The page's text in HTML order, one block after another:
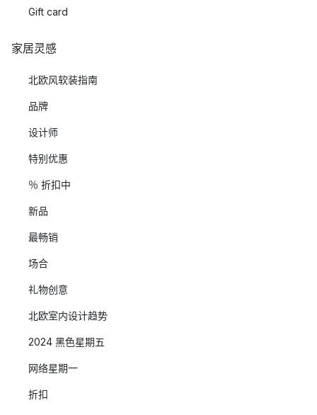
Gift card
家居灵感
北欧风软装指南
品牌
设计师
特别优惠
％ 折扣中
新品
最畅销
场合
礼物创意
北欧室内设计趋势
2024 黑色星期五
网络星期一
折扣